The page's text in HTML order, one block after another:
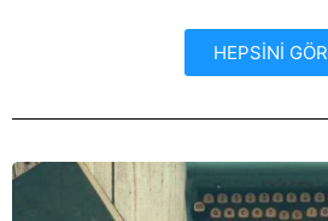
HEPSİNİ GÖR